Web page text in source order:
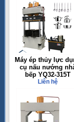
Máy ép thủy lực
cụ nấu nướng
bếp YQ32-315T
Liên hệ